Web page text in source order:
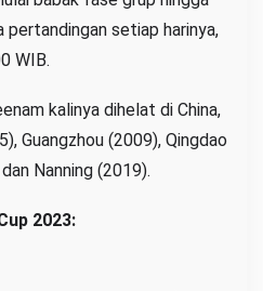
pertandingan setiap harinya,
WIB.
kalinya dihelat di China,
Guangzhou (2009), Qingdao
Nanning (2019).
2023: